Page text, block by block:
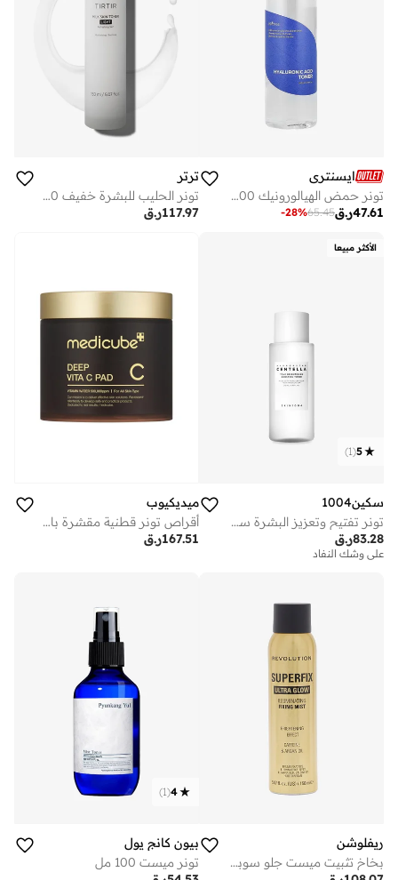
ايسنتري
تونر حمض الهيالورونيك 200 مل
ر.ق47.61
65.45
-28%
ترتر
تونر الحليب للبشرة خفيف 150 مل
ر.ق117.97
الأكثر مبيعا
5
(
1
)
سكين1004
تونر تفتيح وتعزيز البشرة سنتيلا مدغشقر من سكين 210 مل
ر.ق83.28
على وشك النفاد
ميديكيوب
أقراص تونر قطنية مقشرة بالفيتامين سي - 70 قطعة
ر.ق167.51
ريفلوشن
بخاخ تثبيت ميست جلو سوبر فيكس من ريفلوشن
4
(
1
)
بيون كانج يول
تونر ميست 100 مل